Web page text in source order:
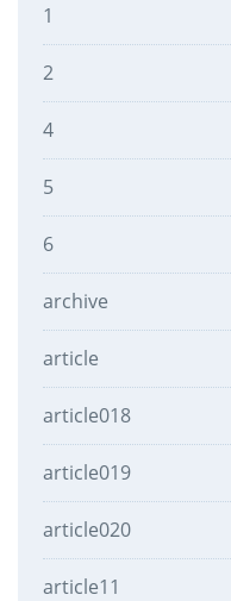
1
2
4
5
6
archive
article
article018
article019
article020
article11